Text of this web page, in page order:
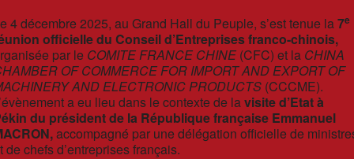
4 décembre 2025, au Grand Hall du Peuple, s’est tenue la7e
officielle du Conseil d’Entreprises franco-chinois,
par le COMITE FRANCE CHINE (CFC) et la CHINA
OF COMMERCE FOR IMPORT AND EXPORT OF
AND ELECTRONIC PRODUCTS (CCCME).
a eu lieu dans le contexte de lavisite d’Etat à
du président de la République française Emmanuel
accompagné par une délégation officielle de
de chefs d’entreprises français.